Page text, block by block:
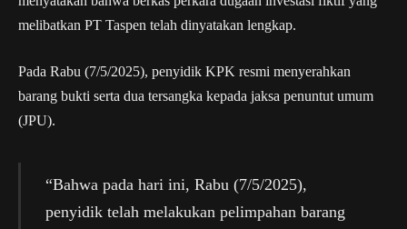
melibatkan PT Taspen telah dinyatakan lengkap.
Pada Rabu (7/5/2025), penyidik KPK resmi menyerahkan
barang bukti serta dua tersangka kepada jaksa penuntut umum
(JPU).
“Bahwa pada hari ini, Rabu (7/5/2025),
penyidik telah melakukan pelimpahan barang